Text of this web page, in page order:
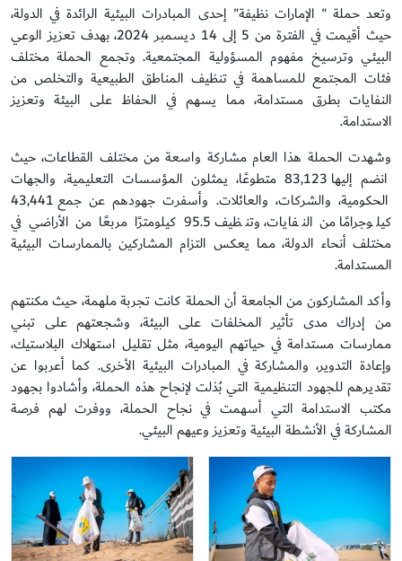
وتعد حملة " الإمارات نظيفة" إحدى المبادرات البيئية الرائدة في الدولة،
حيث أقيمت في الفترة من 5 إلى 14 ديسمبر 2024، بهدف تعزيز الوعي
البيئي وترسيخ مفهوم المسؤولية المجتمعية. وتجمع الحملة مختلف
فئات المجتمع للمساهمة في تنظيف المناطق الطبيعية والتخلص من
النفايات بطرق مستدامة، مما يسهم في الحفاظ على البيئة وتعزيز
الاستدامة.
وشهدت الحملة هذا العام مشاركة واسعة من مختلف القطاعات، حيث
انضم إليها 83,123 متطوعًا، يمثلون المؤسسات التعليمية، والجهات
الحكومية، والشركات، والعائلات. وأسفرت جهودهم عن جمع 43,441
كيلوجرامًا من النفايات، وتنظيف 95.5 كيلومترًا مربعًا من الأراضي في
مختلف أنحاء الدولة، مما يعكس التزام المشاركين بالممارسات البيئية
المستدامة.
وأكد المشاركون من الجامعة أن الحملة كانت تجربة ملهمة، حيث مكنتهم
من إدراك مدى تأثير المخلفات على البيئة، وشجعتهم على تبني
ممارسات مستدامة في حياتهم اليومية، مثل تقليل استهلاك البلاستيك،
وإعادة التدوير، والمشاركة في المبادرات البيئية الأخرى. كما أعربوا عن
تقديرهم للجهود التنظيمية التي بُذلت لإنجاح هذه الحملة، وأشادوا بجهود
مكتب الاستدامةالتي أسهمت في نجاح الحملة، ووفرت لهم فرصة
المشاركةفيالأنشطة البيئية وتعزيز وعيهم البيئي.